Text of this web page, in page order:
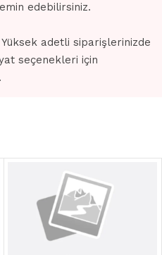
edebilirsiniz.
Yüksek adetli siparişlerinizde
seçenekleri için